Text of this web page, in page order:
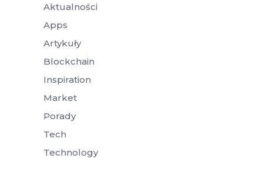
Aktualności
Apps
Artykuły
Blockchain
Inspiration
Market
Porady
Tech
Technology